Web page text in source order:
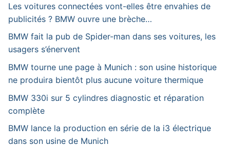
Les voitures connectées vont-elles être envahies de
publicités ? BMW ouvre une brèche…
BMW fait la pub de Spider-man dans ses voitures, les
usagers s’énervent
BMW tourne une page à Munich : son usine historique
ne produira bientôt plus aucune voiture thermique
BMW 330i sur 5 cylindres diagnostic et réparation
complète
BMW lance la production en série de la i3 électrique
dans son usine de Munich